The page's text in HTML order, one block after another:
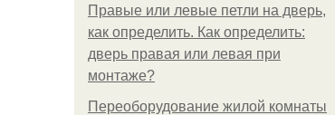
Правые или левые петли на дверь,
как определить. Как определить:
дверь правая или левая при
монтаже?
Переоборудование жилой комнаты